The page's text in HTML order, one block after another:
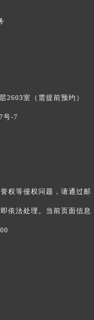
2603室（需提前预约）
号-7
权等侵权问题，请通过邮
依法处理。当前页面信息